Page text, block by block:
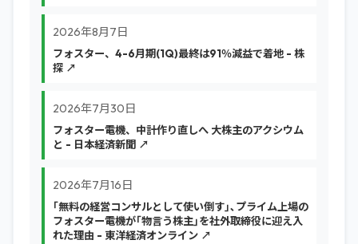
2026年8月7日
フォスター、4-6月期(1Q)最終は91％減益で着地 - 株
探 ↗
2026年7月30日
フォスター電機、中計作り直しへ 大株主のアクシウム
と - 日本経済新聞 ↗
2026年7月16日
｢無料の経営コンサルとして使い倒す｣､プライム上場の
フォスター電機が｢物言う株主｣を社外取締役に迎え入
れた理由 - 東洋経済オンライン ↗